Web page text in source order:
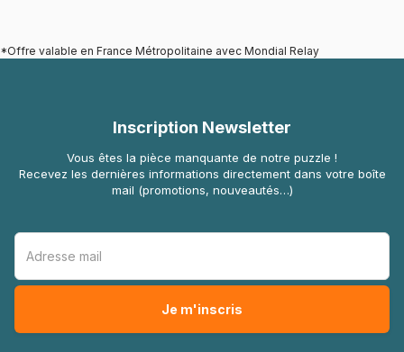
*Offre valable en France Métropolitaine avec Mondial Relay
Inscription Newsletter
Vous êtes la pièce manquante de notre puzzle !
Recevez les dernières informations directement dans votre boîte
mail (promotions, nouveautés…)